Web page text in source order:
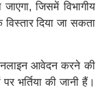
जिसमें विभागीय
दिया जा सकता
आवेदन करने की
भर्तिया की जानी हैं।